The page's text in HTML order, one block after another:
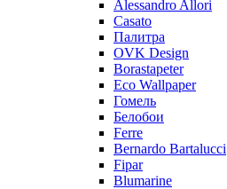
Alessandro Allori
Casato
Палитра
OVK Design
Borastapeter
Eco Wallpaper
Гомель
Белобои
Ferre
Bernardo Bartalucci
Fipar
Blumarine